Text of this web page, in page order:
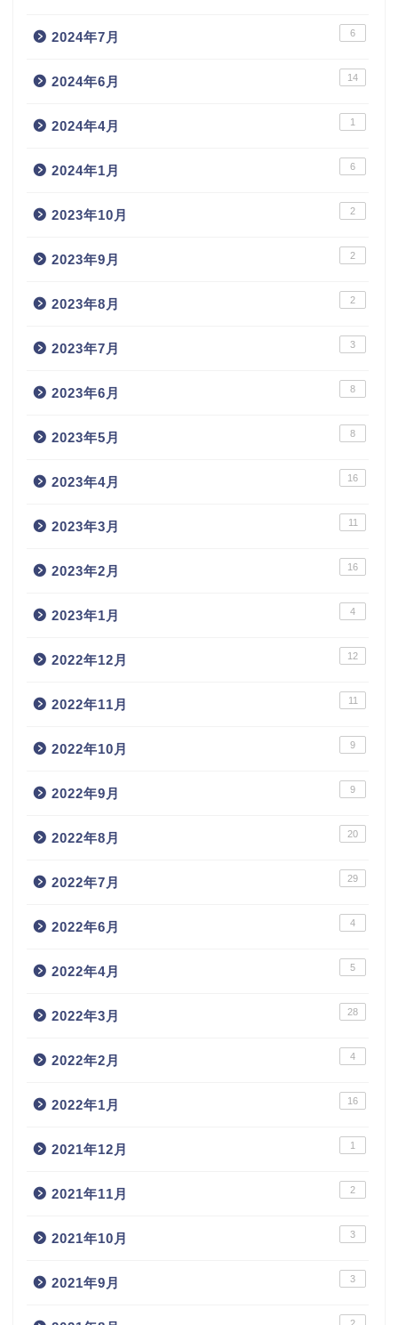
2024年7月 6
2024年6月 14
2024年4月 1
2024年1月 6
2023年10月 2
2023年9月 2
2023年8月 2
2023年7月 3
2023年6月 8
2023年5月 8
2023年4月 16
2023年3月 11
2023年2月 16
2023年1月 4
2022年12月 12
2022年11月 11
2022年10月 9
2022年9月 9
2022年8月 20
2022年7月 29
2022年6月 4
2022年4月 5
2022年3月 28
2022年2月 4
2022年1月 16
2021年12月 1
2021年11月 2
2021年10月 3
2021年9月 3